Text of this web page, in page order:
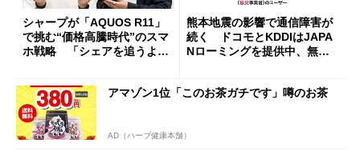
シャープが「AQUOS R11」
で挑む“価格高騰時代”のスマ
ホ戦略 「シェアを追うより
熊本地震の影響で通信障害が
続く ドコモとKDDIはJAPA
Nローミングを提供中、無料
アマゾン1位「このお茶ガチです」噂のお茶
AD（ハーブ健康本舗）